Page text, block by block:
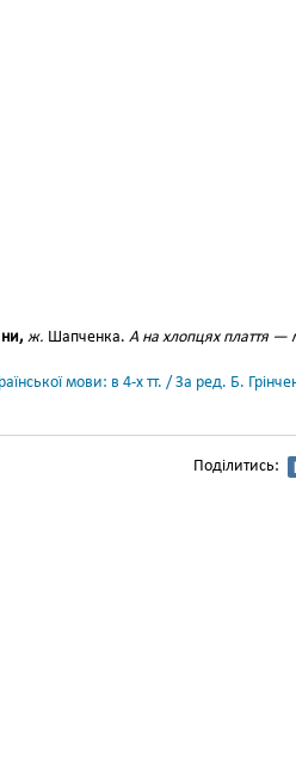
ж. Шапченка. А на хлопцях плаття —
мови: в 4-х тт. / За ред. Б.
Поділитись: